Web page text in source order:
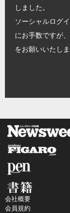
しました。
ソーシャルログ
にお手数ですが
をお願いいたしま
会社概要
会員規約